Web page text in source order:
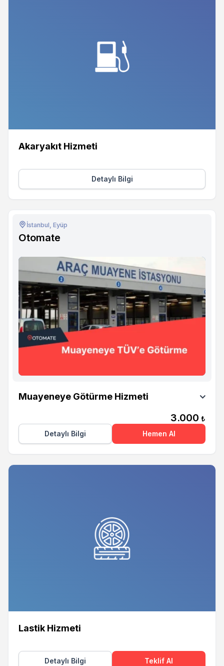
Akaryakıt Hizmeti
Detaylı Bilgi
İstanbul, Eyüp
Otomate
Muayeneye Götürme Hizmeti
3.000 ₺
Detaylı Bilgi
Hemen Al
Lastik Hizmeti
Detaylı Bilgi Teklif Al